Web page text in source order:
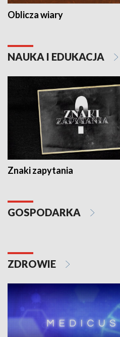
Oblicza wiary
NAUKA I EDUKACJA
Znaki zapytania
GOSPODARKA
ZDROWIE